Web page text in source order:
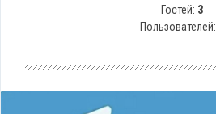
Гостей: 3
Пользователей: